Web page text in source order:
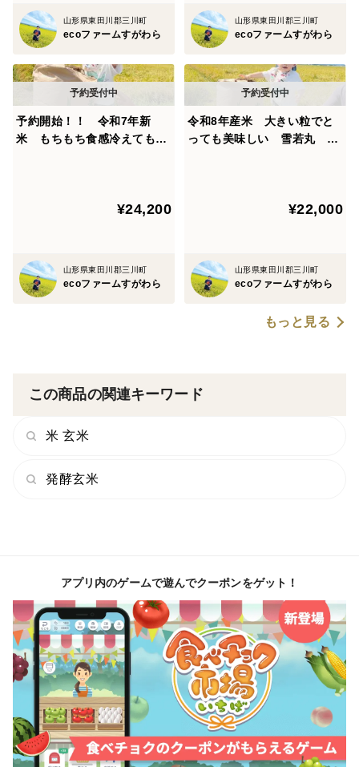
山形県東田川郡三川町
ecoファームすがわら
山形県東田川郡三川町
ecoファームすがわら
予約開始！！ 令和7年新
米 もちもち食感冷えても美
¥24,200
山形県東田川郡三川町
ecoファームすがわら
令和8年産米 大きい粒でと
っても美味しい 雪若丸 精
¥22,000
山形県東田川郡三川町
ecoファームすがわら
もっと見る
この商品の関連キーワード
米 玄米
発酵玄米
アプリ内のゲームで遊んでクーポンをゲット！